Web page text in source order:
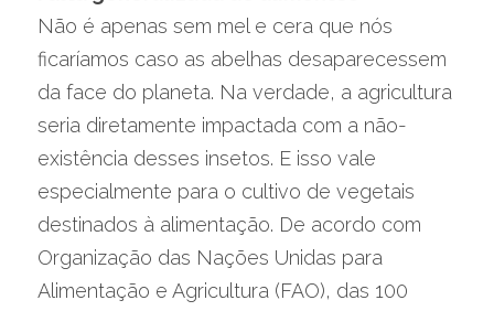
Não é apenas sem mel e cera que nós
ficaríamos caso as abelhas desaparecessem
da face do planeta. Na verdade, a agricultura
seria diretamente impactada com a não-
existência desses insetos. E isso vale
especialmente para o cultivo de vegetais
destinados à alimentação. De acordo com
Organização das Nações Unidas para
Alimentação e Agricultura (FAO), das 100